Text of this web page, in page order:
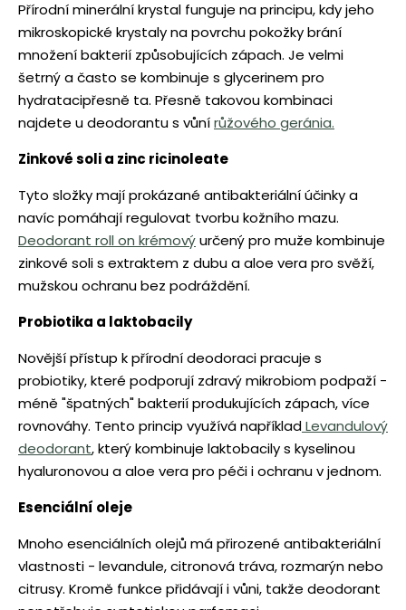
Přírodní minerální krystal funguje na principu, kdy jeho
mikroskopické krystaly na povrchu pokožky brání
množení bakterií způsobujících zápach. Je velmi
šetrný a často se kombinuje s glycerinem pro
hydratacipřesně ta. Přesně takovou kombinaci
najdete u deodorantu s vůnírůžového geránia.
Zinkové soli a zinc ricinoleate
Tyto složky mají prokázané antibakteriální účinky a
navíc pomáhají regulovat tvorbu kožního mazu.
Deodorant roll on krémovýurčený pro muže kombinuje
zinkové soli s extraktem z dubu a aloe vera pro svěží,
mužskou ochranu bez podráždění.
Probiotika a laktobacily
Novější přístup k přírodní deodoraci pracuje s
probiotiky, které podporují zdravý mikrobiom podpaží -
méně "špatných" bakterií produkujících zápach, více
rovnováhy. Tento princip využívá napříkladLevandulový
deodorant, který kombinuje laktobacily s kyselinou
hyaluronovou a aloe vera pro péči i ochranu v jednom.
Esenciální oleje
Mnoho esenciálních olejů má přirozené antibakteriální
vlastnosti - levandule, citronová tráva, rozmarýn nebo
citrusy. Kromě funkce přidávají i vůni, takže deodorant